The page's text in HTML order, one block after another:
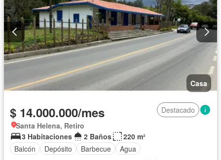
Casa
$ 14.000.000/mes
Destacado
Santa Helena, Retiro
3 Habitaciones
2 Baños
220 m²
Balcón
Depósito Barbecue Agua